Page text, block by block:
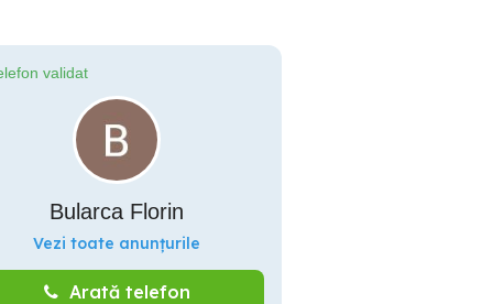
validat
Bularca Florin
Vezi toate anunțurile
Arată telefon